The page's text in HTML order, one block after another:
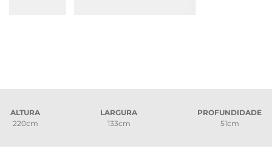
ALTURA
220cm
LARGURA
133cm
PROFUNDIDADE
51cm